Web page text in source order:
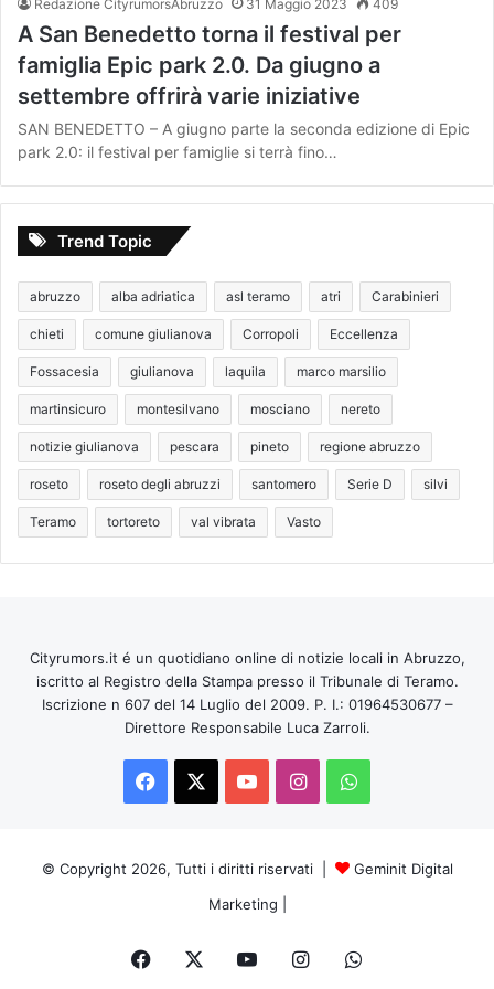
Redazione CityrumorsAbruzzo 31 Maggio 2023 409
A San Benedetto torna il festival per
famiglia Epic park 2.0. Da giugno a
settembre offrirà varie iniziative
SAN BENEDETTO – A giugno parte la seconda edizione di Epic
park 2.0: il festival per famiglie si terrà fino…
Trend Topic
abruzzo alba adriatica asl teramo atri Carabinieri
chieti comune giulianova Corropoli Eccellenza
Fossacesia giulianova laquila marco marsilio
martinsicuro montesilvano mosciano nereto
notizie giulianova pescara pineto regione abruzzo
roseto roseto degli abruzzi santomero Serie D silvi
Teramo tortoreto val vibrata Vasto
Cityrumors.it é un quotidiano online di notizie locali in Abruzzo,
iscritto al Registro della Stampa presso il Tribunale di Teramo.
Iscrizione n 607 del 14 Luglio del 2009. P. I.: 01964530677 –
Direttore Responsabile Luca Zarroli.
Facebook
You InstagramWhatsApp
© Copyright 2026, Tutti i diritti riservati |
Geminit Digital
Marketing
Facebook InstagramWhatsApp